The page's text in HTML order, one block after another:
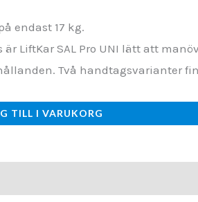
endast 17 kg.
LiftKar SAL Pro UNI lätt att
Två handtagsvarianter
TILL I VARUKORG